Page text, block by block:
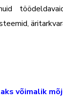
võimalik